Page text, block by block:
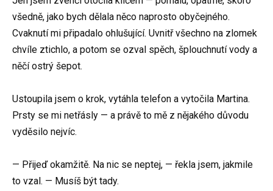
všedně, jako bych dělala něco naprosto obyčejného.
Cvaknutí mi připadalo ohlušující. Uvnitř všechno na zlomek
chvíle ztichlo, a potom se ozval spěch, šplouchnutí vody a
něčí ostrý šepot.
Ustoupila jsem o krok, vytáhla telefon a vytočila Martina.
Prsty se mi netřásly — a právě to mě z nějakého důvodu
vyděsilo nejvíc.
— Přijeď okamžitě. Na nic se neptej, — řekla jsem, jakmile
to vzal. — Musíš být tady.